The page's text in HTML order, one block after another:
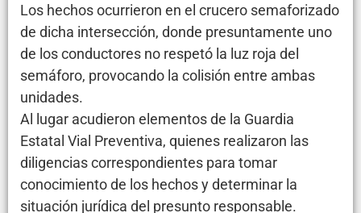
Los hechos ocurrieron en el crucero semaforizado
de dicha intersección, donde presuntamente uno
de los conductores no respetó la luz roja del
semáforo, provocando la colisión entre ambas
unidades.
Al lugar acudieron elementos de la Guardia
Estatal Vial Preventiva, quienes realizaron las
diligencias correspondientes para tomar
conocimiento de los hechos y determinar la
situación jurídica del presunto responsable.